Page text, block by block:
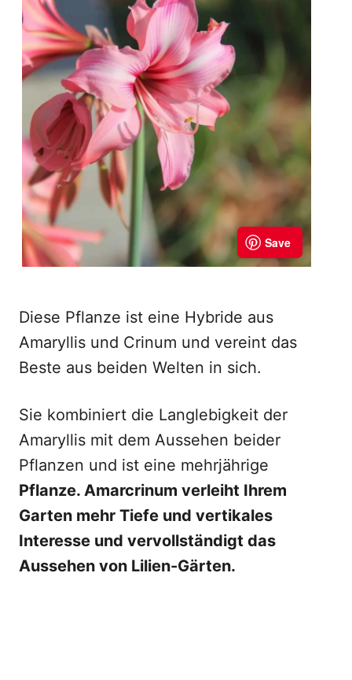
Diese Pflanze ist eine Hybride aus
Amaryllis und Crinum und vereint das
Beste aus beiden Welten in sich.
Sie kombiniert die Langlebigkeit der
Amaryllis mit dem Aussehen beider
Pflanzen und ist eine mehrjährige
Pflanze. Amarcrinum verleiht Ihrem
Garten mehr Tiefe und vertikales
Interesse und vervollständigt das
Aussehen von Lilien-Gärten.